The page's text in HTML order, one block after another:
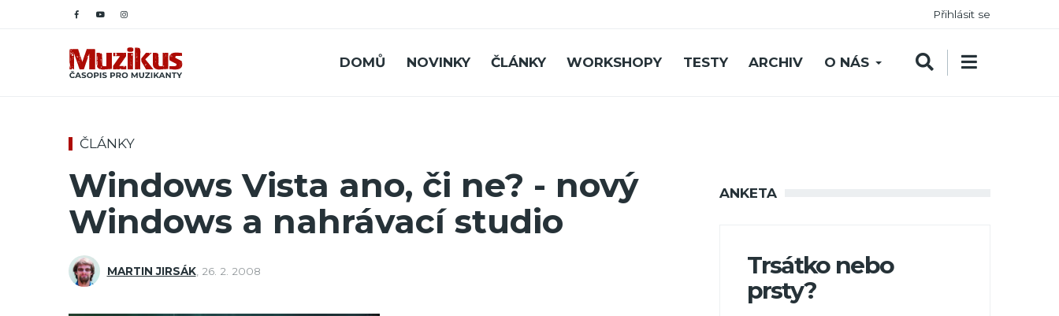
Přihlásit se
DOMŮ NOVINKY ČLÁNKY WORKSHOPY TESTY ARCHIV O NÁS
ČLÁNKY
Windows Vista ano, či ne? - nový
Windows a nahrávací studio
MARTIN JIRSÁK, 26. 2. 2008
ANKETA
Trsátko nebo
prsty?